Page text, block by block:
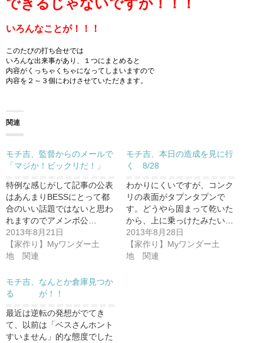
できるじゃないですか！！！
いろんなことが！！！
このたびの打ち合せでは
いろんな出来事があり、１つにまとめると
内容がくっちゃくちゃになってしまいますので
内容を２～３個にわけさせていただきます。
関連
モチ吉、監督からのメールで
「マジか！ビックリだ！」
特例な感じがして記事の公表
はあんまりBESSにとって都
合のいい話題ではないと思わ
れますのでアメンボ公…
2013年8月21日
【家作り】Myワンダー土
地 関連
モチ吉、本日の造成を見に行
く 8/28
わかりにくいですが、コンク
リの表面がタプンタプンで
す。どうやら固まって乾いた
から、上に乗っけたみたい…
2013年8月28日
【家作り】Myワンダー土
地 関連
モチ吉、なんとか倉庫見つか
る が！！
最近は逆転の発想がでてき
て、以前は「ベスさんホント
すいません」的な態度でした